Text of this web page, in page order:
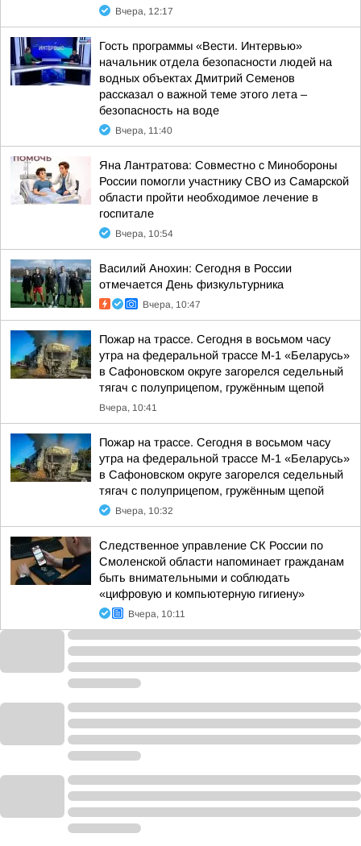
Вчера, 12:17
Гость программы «Вести. Интервью»
начальник отдела безопасности людей на
водных объектах Дмитрий Семенов
рассказал о важной теме этого лета –
безопасность на воде
Вчера, 11:40
Яна Лантратова: Совместно с Минобороны
России помогли участнику СВО из Самарской
области пройти необходимое лечение в
госпитале
Вчера, 10:54
Василий Анохин: Сегодня в России
отмечается День физкультурника
Вчера, 10:47
Пожар на трассе. Сегодня в восьмом часу
утра на федеральной трассе М-1 «Беларусь»
в Сафоновском округе загорелся седельный
тягач с полуприцепом, гружённым щепой
Вчера, 10:41
Пожар на трассе. Сегодня в восьмом часу
утра на федеральной трассе М-1 «Беларусь»
в Сафоновском округе загорелся седельный
тягач с полуприцепом, гружённым щепой
Вчера, 10:32
Следственное управление СК России по
Смоленской области напоминает гражданам
быть внимательными и соблюдать
«цифровую и компьютерную гигиену»
Вчера, 10:11